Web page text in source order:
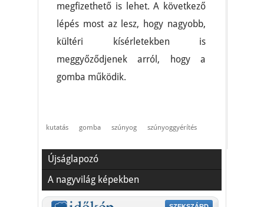
megfizethető is lehet. A következő
lépés most az lesz, hogy nagyobb,
kültéri kísérletekben is
meggyőződjenek arról, hogy a
gomba működik.
kutatás gomba szúnyog szúnyoggyérítés
Újságlapozó
A nagyvilág képekben